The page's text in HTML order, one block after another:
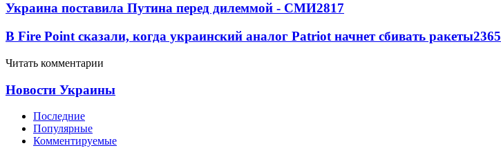
Украина поставила Путина перед дилеммой - СМИ2817
В Fire Point сказали, когда украинский аналог Patriot начнет сбивать ракеты2365
Читать комментарии
Новости Украины
Последние
Популярные
Комментируемые